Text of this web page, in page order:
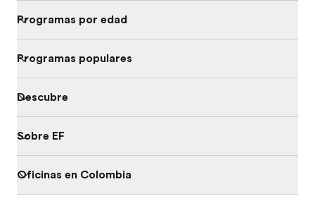
Programas por edad
Programas populares
Descubre
Sobre EF
Oficinas en Colombia